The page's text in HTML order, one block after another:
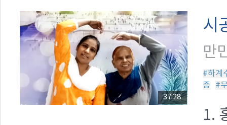
37:28
시
만
#하계
증
#
1.